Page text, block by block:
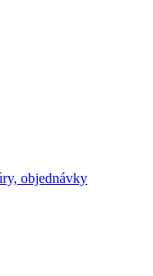
objednávky